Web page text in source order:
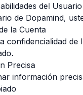
del Usuario
de Dopamind,
la Cuenta
confidencialidad
Precisa
información